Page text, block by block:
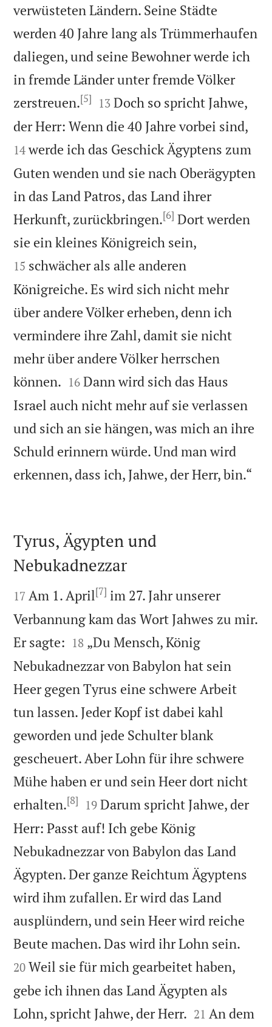
verwüsteten Ländern. Seine Städte
werden 40 Jahre lang als Trümmerhaufen
daliegen, und seine Bewohner werde ich
in fremde Länder unter fremde Völker
zerstreuen.[5] 

13 Doch so spricht Jahwe,
der Herr: Wenn die 40 Jahre vorbei sind,
14 werde ich das Geschick Ägyptens zum
Guten wenden und sie nach Oberägypten
in das Land Patros, das Land ihrer
Herkunft, zurückbringen.[6] Dort werden
sie ein kleines Königreich sein,
15 schwächer als alle anderen
Königreiche. Es wird sich nicht mehr
über andere Völker erheben, denn ich
vermindere ihre Zahl, damit sie nicht
mehr über andere Völker herrschen
können. 

16 Dann wird sich das Haus
Israel auch nicht mehr auf sie verlassen
und sich an sie hängen, was mich an ihre
Schuld erinnern würde. Und man wird
erkennen, dass ich, Jahwe, der Herr, bin.“

Tyrus, Ägypten und
Nebukadnezzar

17 Am 1. April[7] im 27. Jahr unserer
Verbannung kam das Wort Jahwes zu mir.
Er sagte: 

18 „Du Mensch, König
Nebukadnezzar von Babylon hat sein
Heer gegen Tyrus eine schwere Arbeit
tun lassen. Jeder Kopf ist dabei kahl
geworden und jede Schulter blank
gescheuert. Aber Lohn für ihre schwere
Mühe haben er und sein Heer dort nicht
erhalten.[8] 

19 Darum spricht Jahwe, der
Herr: Passt auf! Ich gebe König
Nebukadnezzar von Babylon das Land
Ägypten. Der ganze Reichtum Ägyptens
wird ihm zufallen. Er wird das Land
ausplündern, und sein Heer wird reiche
Beute machen. Das wird ihr Lohn sein.
20 Weil sie für mich gearbeitet haben,
gebe ich ihnen das Land Ägypten als
Lohn, spricht Jahwe, der Herr. 

21 An dem